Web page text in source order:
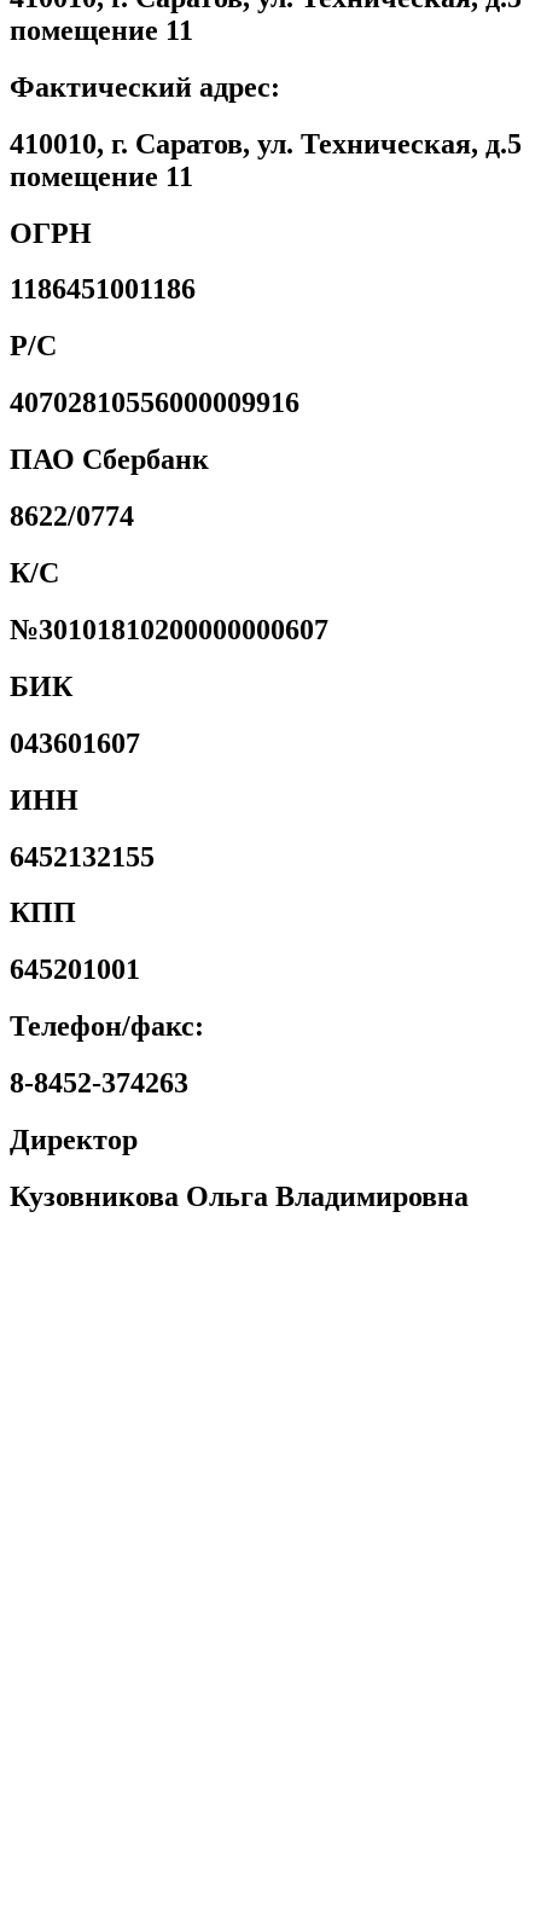
помещение 11
Фактический адрес:
410010, г. Саратов, ул. Техническая, д.5
помещение 11
ОГРН
1186451001186
Р/С
40702810556000009916
ПАО Сбербанк
8622/0774
К/С
№30101810200000000607
БИК
043601607
ИНН
6452132155
КПП
645201001
Телефон/факс:
8-8452-374263
Директор
Кузовникова Ольга Владимировна